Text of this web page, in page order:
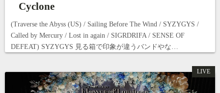
Cyclone
(Traverse the Abyss (US) / Sailing Before The Wind / SYZYGYS /
Called by Mercury / Lost in again / SIGRDRIFA / SENSE OF
DEFEAT) SYZYGYS 見る箱で印象が違うバンドやな…
LIVE